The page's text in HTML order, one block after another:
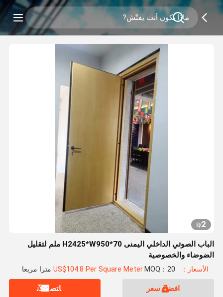
2
/
8
الباب الصوتي الداخلي اليمنى H2425*W950*70 ملم لتقليل
الضوضاء والخصوصية
الأسعار：US$104.8 Per Square Meter MOQ：20 مترا مربعا
افضل سعر ﺎﺘﺼﻟ ﺍﻶﻧ